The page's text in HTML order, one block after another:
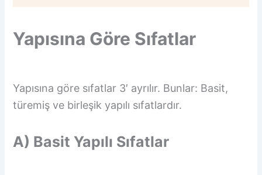
Yapısına Göre Sıfatlar
Yapısına göre sıfatlar 3′ ayrılır. Bunlar: Basit,
türemiş ve birleşik yapılı sıfatlardır.
A) Basit Yapılı Sıfatlar